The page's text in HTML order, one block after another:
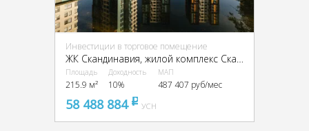
Инвестиции в торговое помещение
Площадь
215.9 м²
Доходность
10%
МАП
487 407 руб/мес
58 488 884 pуб
УСН